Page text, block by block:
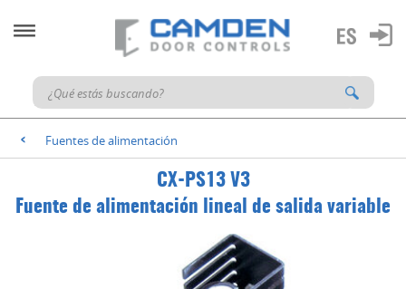
< Fuentes de alimentación
CX-PS13 V3
Fuente de alimentación lineal de salida variable